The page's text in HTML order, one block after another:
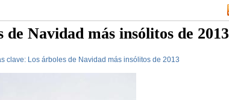
de Navidad más insólitos de 2013
clave: Los árboles de Navidad más insólitos de 2013